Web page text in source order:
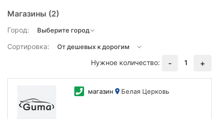
Магазины (2)
Город:
Сортировка:
Нужное количество:
- 1 +
магазин Белая Церковь